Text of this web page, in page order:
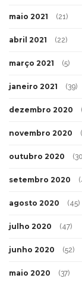
maio 2021 (21)
abril 2021 (22)
março 2021 (5)
janeiro 2021 (39)
dezembro 2020
novembro 2020
outubro 2020
setembro 2020
agosto 2020 (45)
julho 2020 (47)
junho 2020 (52)
maio 2020 (37)